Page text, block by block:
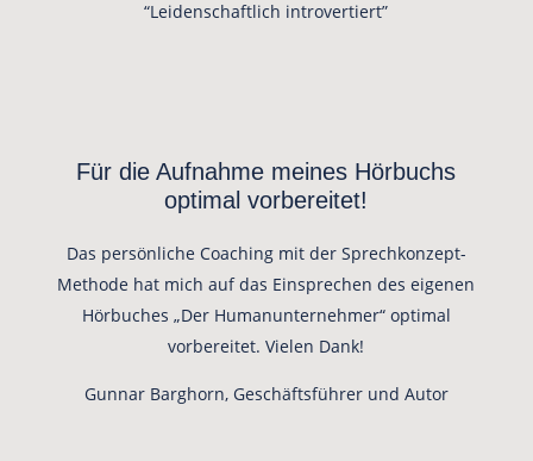
“Leidenschaftlich introvertiert”
Für die Aufnahme meines Hörbuchs
optimal vorbereitet!
Das persönliche Coaching mit der Sprechkonzept-
Methode hat mich auf das Einsprechen des eigenen
Hörbuches „Der Humanunternehmer“ optimal
vorbereitet. Vielen Dank!
Gunnar Barghorn, Geschäftsführer und Autor